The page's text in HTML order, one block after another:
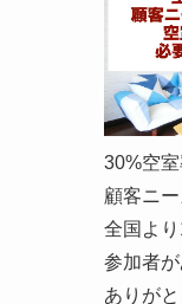
30%空
顧客ニ
全国よ
参加者
ありが